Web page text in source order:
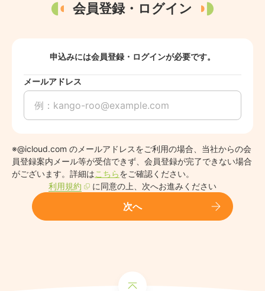
会員登録・ログイン
申込みには会員登録・ログインが必要です。
メールアドレス
※@icloud.com のメールアドレスをご利用の場合、当社からの会
員登録案内メール等が受信できず、会員登録が完了できない場合
がございます。詳細はこちらをご確認ください。
利用規約
に同意の上、次へお進みください
次へ